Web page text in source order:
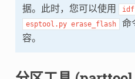
据。此时，您可以使用
esptool.py erase_flash
命
容。